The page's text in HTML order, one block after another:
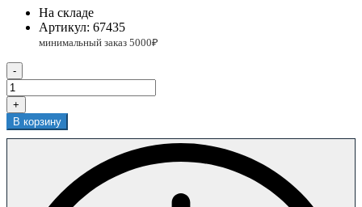
На складе
Артикул: 67435
-
+
В корзину